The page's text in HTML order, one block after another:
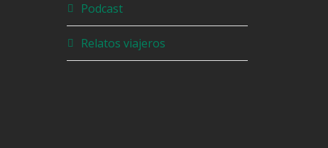
Podcast
Relatos viajeros